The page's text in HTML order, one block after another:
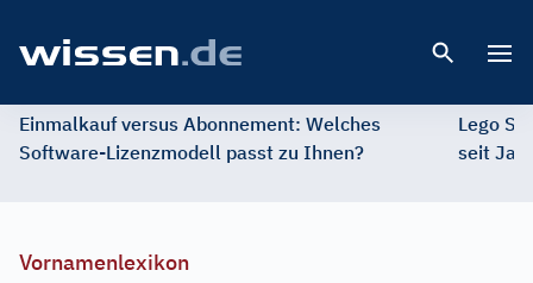
Einmalkauf versus Abonnement: Welches
Software-Lizenzmodell passt zu Ihnen?
Lego
seit
Vornamenlexikon